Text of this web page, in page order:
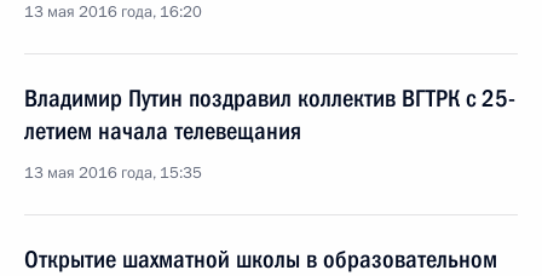
13 мая 2016 года, 16:20
Владимир Путин поздравил коллектив ВГТРК с 25-
летием начала телевещания
13 мая 2016 года, 15:35
Открытие шахматной школы в образовательном